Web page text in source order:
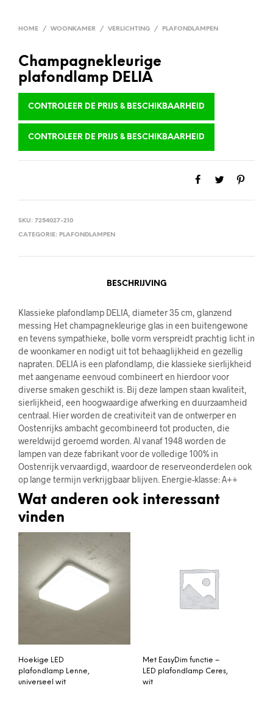
HOME / WOONKAMER / VERLICHTING / PLAFONDLAMPEN
Champagnekleurige
plafondlamp DELIA
CONTROLEER DE PRIJS & BESCHIKBAARHEID
CONTROLEER DE PRIJS & BESCHIKBAARHEID
SKU: 7254027-210
CATEGORIE: PLAFONDLAMPEN
BESCHRIJVING
Klassieke plafondlamp DELIA, diameter 35 cm, glanzend
messing Het champagnekleurige glas in een buitengewone
en tevens sympathieke, bolle vorm verspreidt prachtig licht in
de woonkamer en nodigt uit tot behaaglijkheid en gezellig
napraten. DELIA is een plafondlamp, die klassieke sierlijkheid
met aangename eenvoud combineert en hierdoor voor
diverse smaken geschikt is. Bij deze lampen staan kwaliteit,
sierlijkheid, een hoogwaardige afwerking en duurzaamheid
centraal. Hier worden de creativiteit van de ontwerper en
Oostenrijks ambacht gecombineerd tot producten, die
wereldwijd geroemd worden. Al vanaf 1948 worden de
lampen van deze fabrikant voor de volledige 100% in
Oostenrijk vervaardigd, waardoor de reserveonderdelen ook
op lange termijn verkrijgbaar blijven. Energie-klasse: A++
Wat anderen ook interessant
vinden
Hoekige LED
plafondlamp Lenne,
universeel wit
Met EasyDim functie –
LED plafondlamp Ceres,
wit